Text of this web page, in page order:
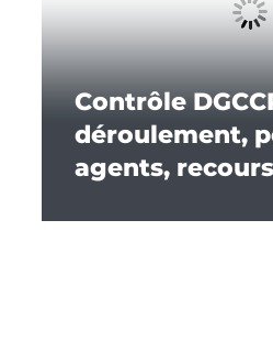
Contrôle
déroulement,
agents, recours